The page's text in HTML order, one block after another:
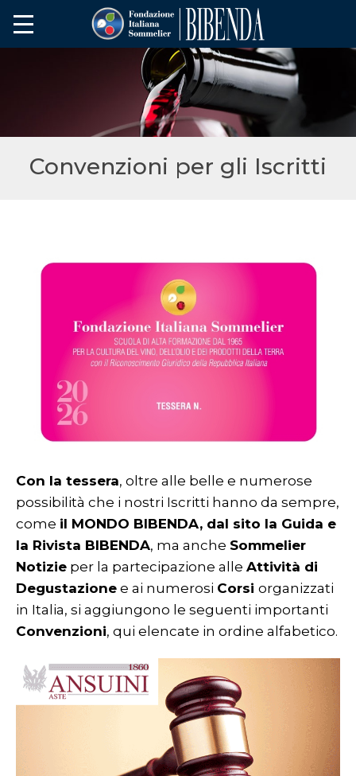
Convenzioni per gli Iscritti
Con la tessera, oltre alle belle e numerose
possibilità che i nostri Iscritti hanno da sempre,
come il MONDO BIBENDA, dal sito la Guida e
la Rivista BIBENDA, ma anche Sommelier
Notizie per la partecipazione alle Attività di
Degustazione e ai numerosi Corsi organizzati
in Italia, si aggiungono le seguenti importanti
Convenzioni, qui elencate in ordine alfabetico.